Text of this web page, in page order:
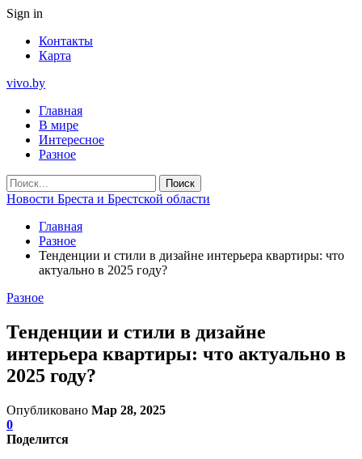
Sign in
Контакты
Карта
vivo.by
Главная
В мире
Интересное
Разное
Новости Бреста и Брестской области
Главная
Разное
Тенденции и стили в дизайне интерьера квартиры: что
актуально в 2025 году?
Разное
Тенденции и стили в дизайне
интерьера квартиры: что актуально в
2025 году?
Опубликовано Мар 28, 2025
0
Поделится